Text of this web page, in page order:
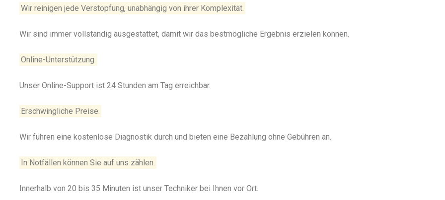
Wir reinigen jede Verstopfung, unabhängig von ihrer Komplexität.
Wir sind immer vollständig ausgestattet, damit wir das bestmögliche Ergebnis erzielen können.
Online-Unterstützung.
Unser Online-Support ist 24 Stunden am Tag erreichbar.
Erschwingliche Preise.
Wir führen eine kostenlose Diagnostik durch und bieten eine Bezahlung ohne Gebühren an.
In Notfällen können Sie auf uns zählen.
Innerhalb von 20 bis 35 Minuten ist unser Techniker bei Ihnen vor Ort.